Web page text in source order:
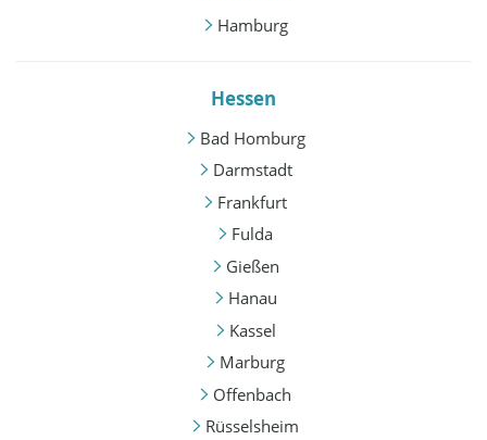
Hamburg
Hessen
Bad Homburg
Darmstadt
Frankfurt
Fulda
Gießen
Hanau
Kassel
Marburg
Offenbach
Rüsselsheim